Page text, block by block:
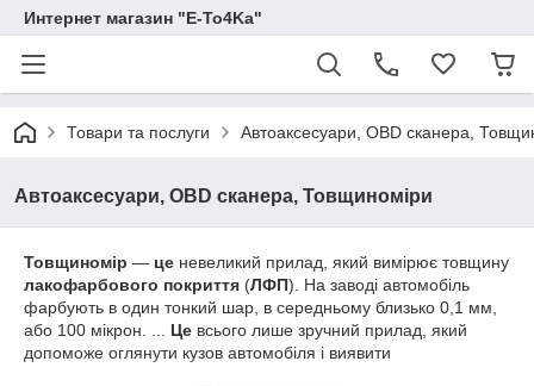
Интернет магазин "E-To4Ka"
Товари та послуги Автоаксесуари, OBD сканера,
Автоаксесуари, OBD сканера, Товщиноміри
Товщиномір — це невеликий прилад, який вимірює товщину
лакофарбового покриття (ЛФП). На заводі автомобіль
фарбують в один тонкий шар, в середньому близько 0,1 мм,
або 100 мікрон. ... Це всього лише зручний прилад, який
допоможе оглянути кузов автомобіля і виявити